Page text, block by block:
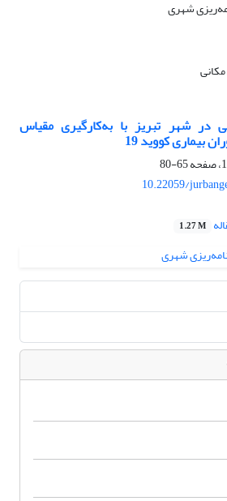
در شهر تبریز با به‌کارگیری مقیاس
بیماری کووید 19
65-80
10.22059/
1.27 M